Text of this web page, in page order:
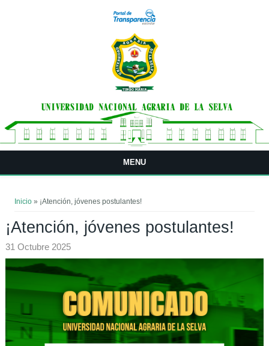
MENU
Inicio » ¡Atención, jóvenes postulantes!
¡Atención, jóvenes postulantes!
31 Octubre 2025